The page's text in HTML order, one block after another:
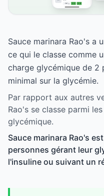
Sauce marinara Rao's a
ce qui le classe comme
charge glycémique de 2
minimal sur la glycémie.
Par rapport aux autres
Rao's se classe parmi
glycémique.
Sauce marinara Rao's
personnes gérant leur
l'insuline ou suivant un